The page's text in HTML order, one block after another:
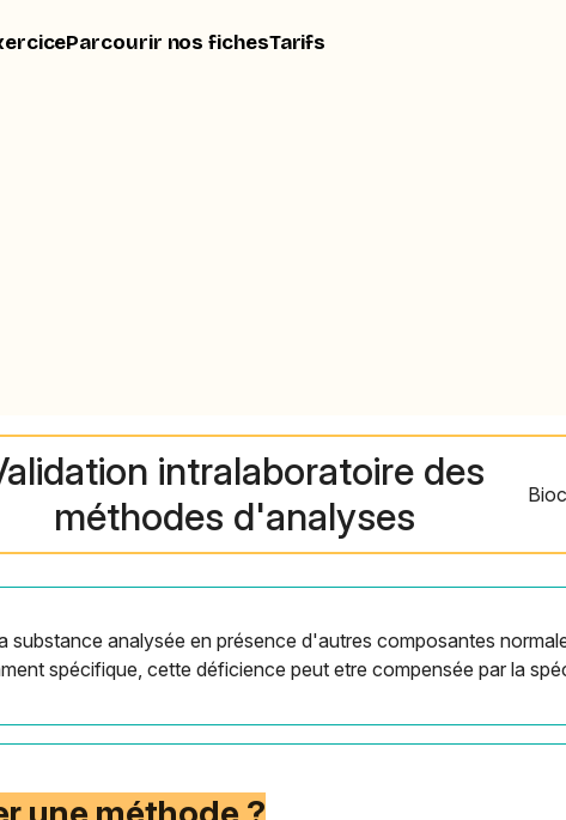
Parcourir nos fichesTarifs
intralaboratoire des
méthodes d'analyses
substance analysée en présence d'autres composantes
spécifique, cette déficience peut etre compensée par la